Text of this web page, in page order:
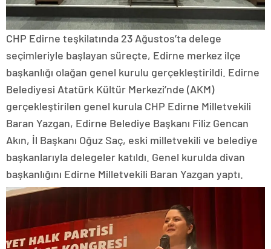
CHP Edirne teşkilatında 23 Ağustos’ta delege
seçimleriyle başlayan süreçte, Edirne merkez ilçe
başkanlığı olağan genel kurulu gerçekleştirildi. Edirne
Belediyesi Atatürk Kültür Merkezi’nde (AKM)
gerçekleştirilen genel kurula CHP Edirne Milletvekili
Baran Yazgan, Edirne Belediye Başkanı Filiz Gencan
Akın, İl Başkanı Oğuz Saç, eski milletvekili ve belediye
başkanlarıyla delegeler katıldı. Genel kurulda divan
başkanlığını Edirne Milletvekili Baran Yazgan yaptı.